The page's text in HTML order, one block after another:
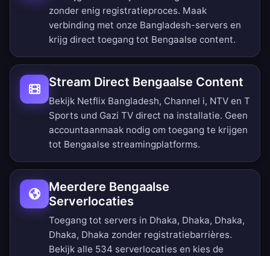
zonder enig registratieproces. Maak
verbinding met onze Bangladesh-servers en
krijg direct toegang tot Bengaalse content.
Stream Direct Bengaalse Content
Bekijk Netflix Bangladesh, Channel i, NTV en T
Sports und Gazi TV direct na installatie. Geen
accountaanmaak nodig om toegang te krijgen
tot Bengaalse streamingplatforms.
Meerdere Bengaalse
Serverlocaties
Toegang tot servers in Dhaka, Dhaka, Dhaka,
Dhaka, Dhaka zonder registratiebarrières.
Bekijk alle 534 serverlocaties en kies de